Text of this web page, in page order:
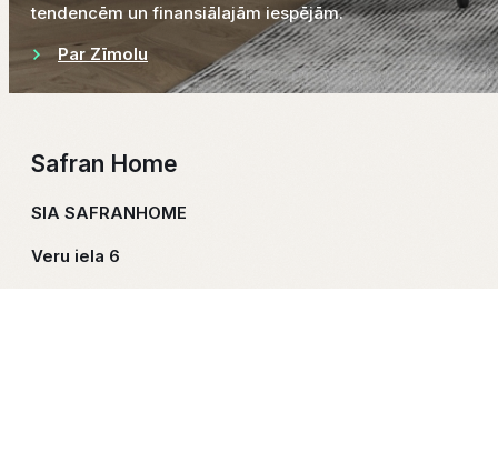
tendencēm un finansiālajām iespējām.
Par Zīmolu
Safran Home
SIA SAFRANHOME
Veru iela 6